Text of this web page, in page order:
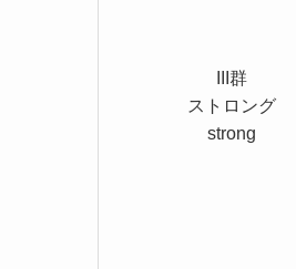
III群
ストロング
strong